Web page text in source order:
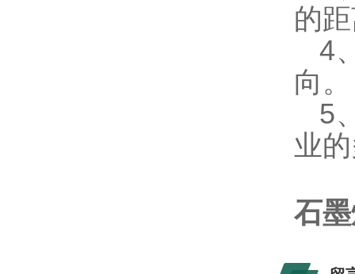
的
4
向。
5
业
石